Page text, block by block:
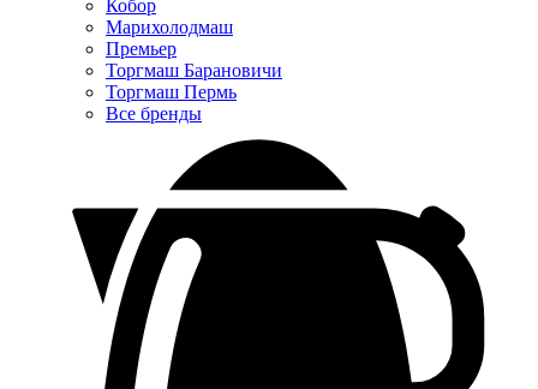
Кобор
Марихолодмаш
Премьер
Торгмаш Барановичи
Торгмаш Пермь
Все бренды